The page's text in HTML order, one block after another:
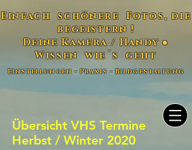
Einfach schönere Fotos, die
begeistern !
Deine Kamera / Handy ●
Wissen wie´s geht
Einstellungen - Praxis - Bildgestaltung
Übersicht VHS Termine
Herbst / Winter 2020